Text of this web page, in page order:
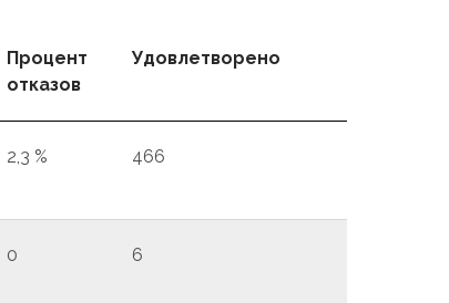
Процент
отказов
Удовлетворено
2,3 % 466
0 6